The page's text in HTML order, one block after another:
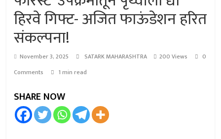
हिरवे गिफ्ट- अजित फाऊंडेशन हरित
संकल्पना!
November 3, 2025 SATARK MAHARASHTRA 200 Views
0
Comments
1 min read
SHARE NOW